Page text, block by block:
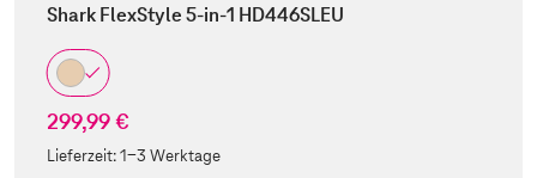
Shark FlexStyle 5-in-1 HD446SLEU
299,99 €
Lieferzeit:1-3 Werktage